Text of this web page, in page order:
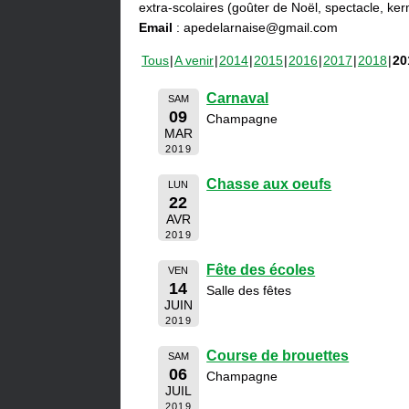
extra-scolaires (goûter de Noël, spectacle,
Email : apedelarnaise@gmail.com
Tous A venir 2014 2015 2016 2017 2018
SAM
09
MAR
2019
Carnaval
Champagne
LUN
22
AVR
2019
Chasse aux oeufs
VEN
14
JUIN
2019
Fête des écoles
Salle des fêtes
SAM
06
JUIL
2019
Course de brouettes
Champagne